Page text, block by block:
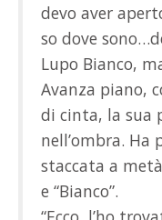
devo aver
so dove
Lupo Bianco,
Avanza piano,
di cinta, la sua
nell’ombra. Ha
staccata a
e “Bianco”.